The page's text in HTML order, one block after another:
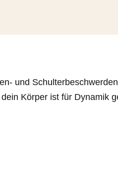
und
Körper ist für Dynamik